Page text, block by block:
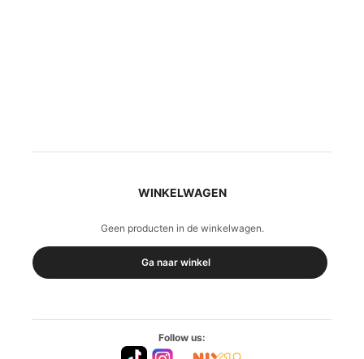
WINKELWAGEN
Geen producten in de winkelwagen.
Ga naar winkel
Follow us: